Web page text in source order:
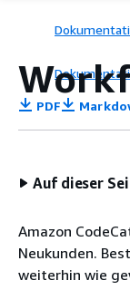
PDF
Auf dieser
Amazon
Neukunden.
weiterhin wie